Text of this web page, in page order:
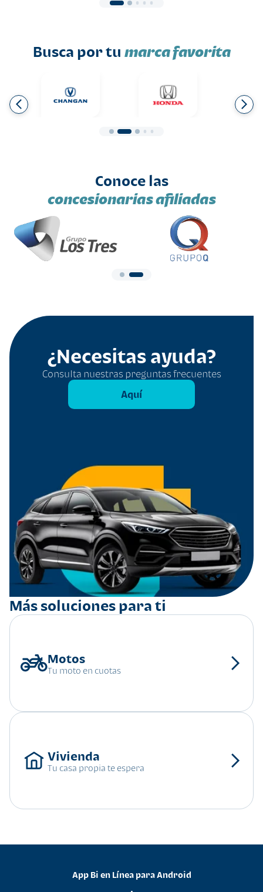
Busca por tu marca favorita
Conoce las
concesionarias afiliadas
¿Necesitas ayuda?
Consulta nuestras preguntas frecuentes
Aquí
Más soluciones para ti
Tu moto en cuotas
Tu casa propia te espera
App Bi en Línea para Android